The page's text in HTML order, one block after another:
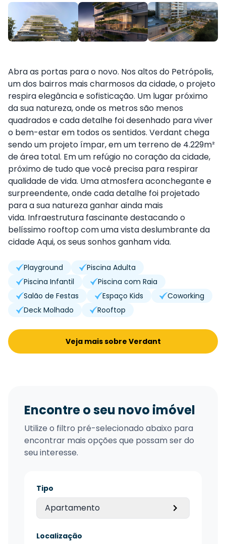
Abra as portas para o novo. Nos altos do Petrópolis,
um dos bairros mais charmosos da cidade, o projeto
respira elegância e sofisticação. Um lugar próximo
da sua natureza, onde os metros são menos
quadrados e cada detalhe foi desenhado para viver
o bem-estar em todos os sentidos. Verdant chega
sendo um projeto ímpar, em um terreno de 4.229m²
de área total. Em um refúgio no coração da cidade,
próximo de tudo que você precisa para respirar
qualidade de vida. Uma atmosfera aconchegante e
surpreendente, onde cada detalhe foi projetado
para a sua natureza ganhar ainda mais
vida. Infraestrutura fascinante destacando o
belíssimo rooftop com uma vista deslumbrante da
cidade Aqui, os seus sonhos ganham vida.
Playground
Piscina Adulta
Piscina Infantil
Piscina com Raia
Salão de Festas
Espaço Kids
Coworking
Deck Molhado
Rooftop
Veja mais sobre Verdant
Encontre o seu novo imóvel
Utilize o filtro pré-selecionado abaixo para
encontrar mais opções que possam ser do
seu interesse.
Tipo
Apartamento
Localização